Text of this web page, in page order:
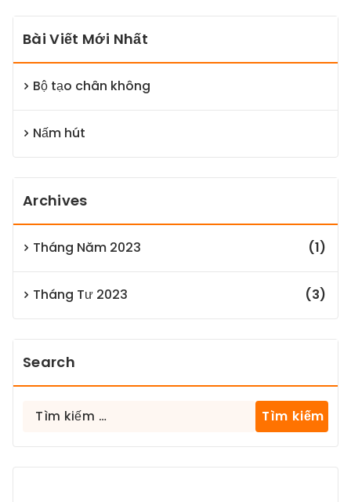
Bài Viết Mới Nhất
Bộ tạo chân không
Nấm hút
Archives
Tháng Năm 2023 (1)
Tháng Tư 2023 (3)
Search
Tìm